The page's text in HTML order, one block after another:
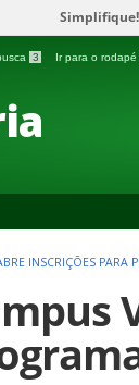
Simplifique!
3 Ir para o rodapé
INSCRIÇÕES PARA